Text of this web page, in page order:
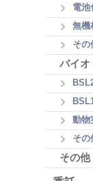
電池
無機
その
バイオ
動物
その
その他